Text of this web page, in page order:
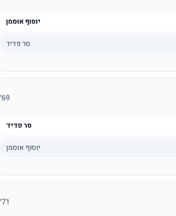
יוסוף אוסמן
סר פדיד
69
'
סר פדיד
יוסוף אוסמן
71
'